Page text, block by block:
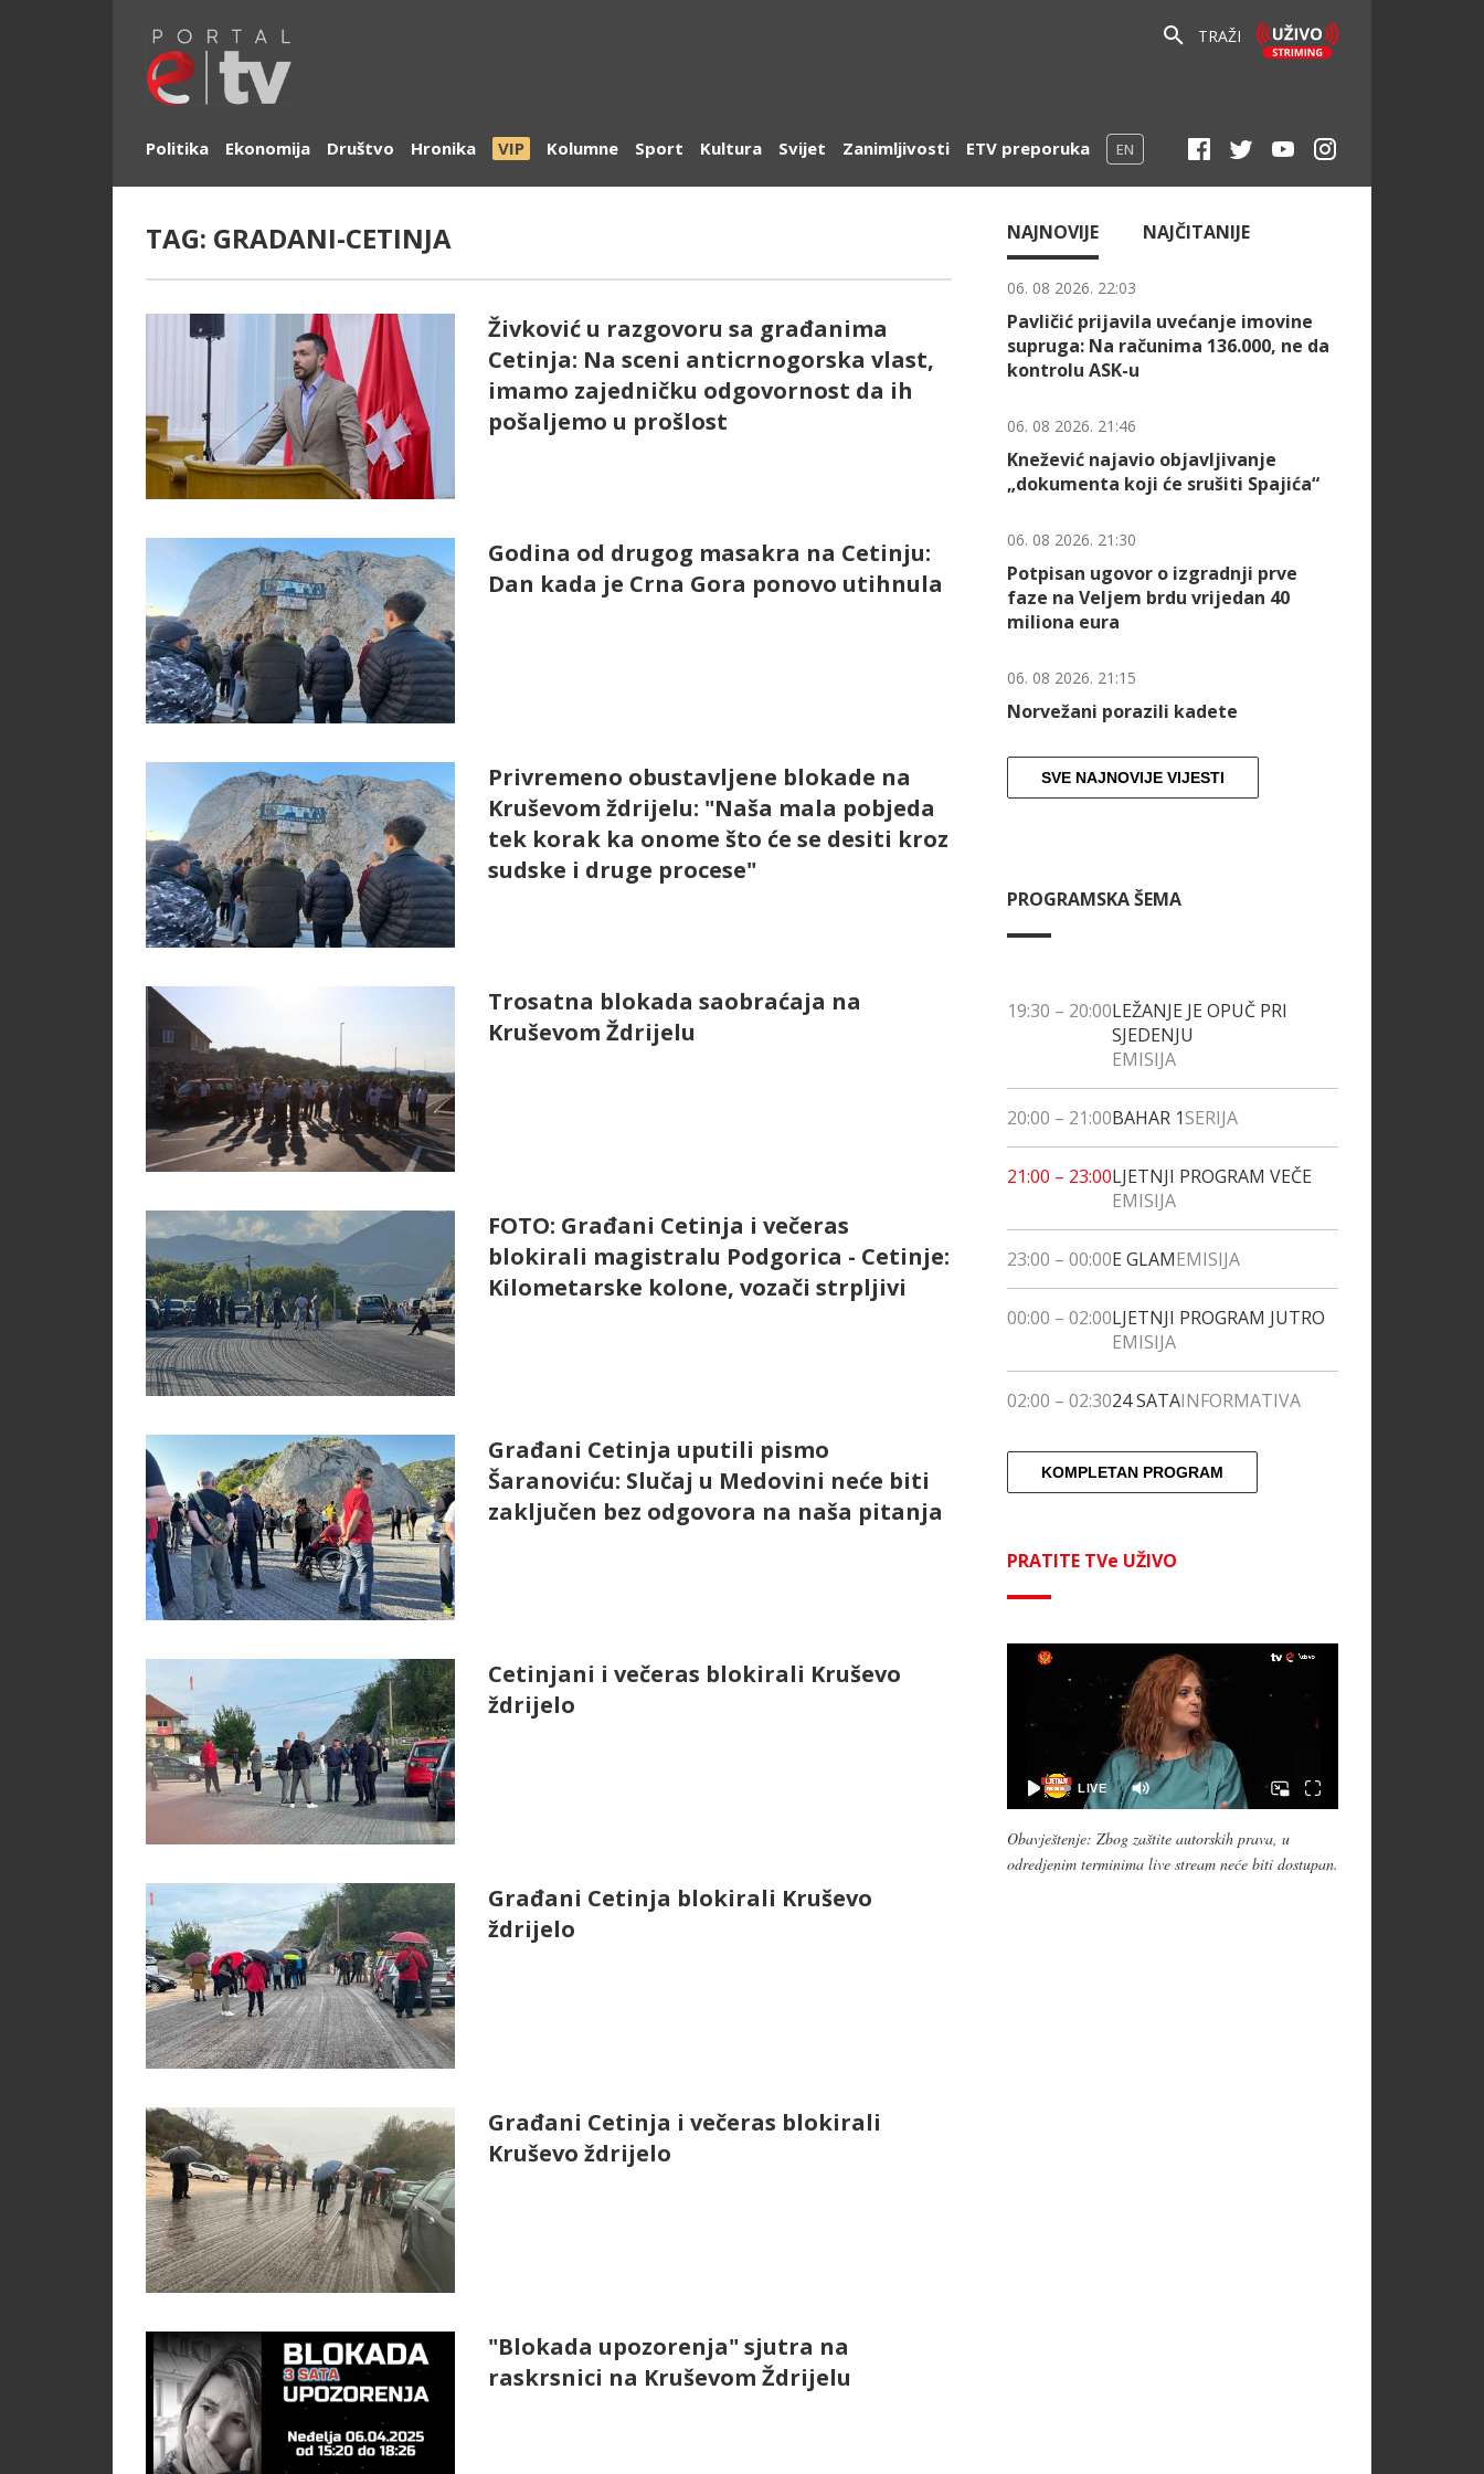
TRAŽI
Politika Ekonomija Društvo Hronika VIP Kolumne Sport Kultura Svijet Zanimljivosti ETV preporuka EN
TAG: GRADANI-CETINJA
Živković u razgovoru sa građanima
Cetinja: Na sceni anticrnogorska vlast,
imamo zajedničku odgovornost da ih
pošaljemo u prošlost
Godina od drugog masakra na Cetinju:
Dan kada je Crna Gora ponovo utihnula
Privremeno obustavljene blokade na
Kruševom ždrijelu: "Naša mala pobjeda
tek korak ka onome što će se desiti kroz
sudske i druge procese"
Trosatna blokada saobraćaja na
Kruševom Ždrijelu
FOTO: Građani Cetinja i večeras
blokirali magistralu Podgorica - Cetinje:
Kilometarske kolone, vozači strpljivi
Građani Cetinja uputili pismo
Šaranoviću: Slučaj u Medovini neće biti
zaključen bez odgovora na naša pitanja
Cetinjani i večeras blokirali Kruševo
ždrijelo
Građani Cetinja blokirali Kruševo
ždrijelo
Građani Cetinja i večeras blokirali
Kruševo ždrijelo
"Blokada upozorenja" sjutra na
raskrsnici na Kruševom Ždrijelu
NAJNOVIJE NAJČITANIJE
06. 08 2026. 22:03
Pavličić prijavila uvećanje imovine
supruga: Na računima 136.000, ne da
kontrolu ASK-u
06. 08 2026. 21:46
Knežević najavio objavljivanje
„dokumenta koji će srušiti Spajića“
06. 08 2026. 21:30
Potpisan ugovor o izgradnji prve
faze na Veljem brdu vrijedan 40
miliona eura
06. 08 2026. 21:15
Norvežani porazili kadete
SVE NAJNOVIJE VIJESTI
PROGRAMSKA ŠEMA
19:30 – 20:00LEŽANJE JE OPUČ PRI
SJEDENJU
EMISIJA
20:00 – 21:00BAHAR 1SERIJA
21:00 – 23:00LJETNJI PROGRAM VEČE
EMISIJA
23:00 – 00:00E GLAMEMISIJA
00:00 – 02:00LJETNJI PROGRAM JUTRO
EMISIJA
02:00 – 02:3024 SATAINFORMATIVA
KOMPLETAN PROGRAM
PRATITE TVe UŽIVO
Obavještenje: Zbog zaštite autorskih prava, u
odredjenim terminima live stream neće biti dostupan.